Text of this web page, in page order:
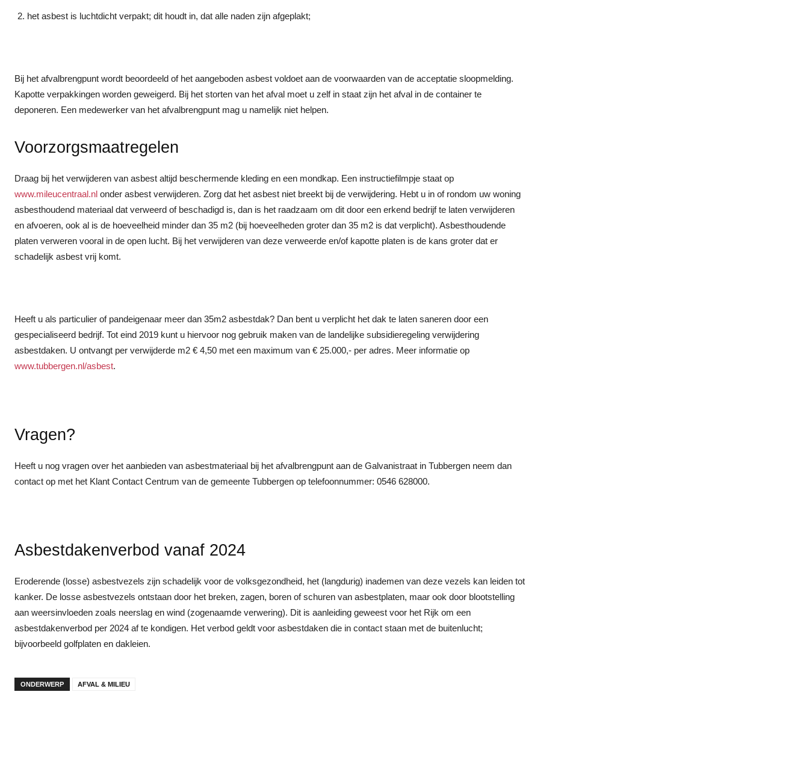
het asbest is luchtdicht verpakt; dit houdt in, dat alle naden zijn afgeplakt;
Bij het afvalbrengpunt wordt beoordeeld of het aangeboden asbest voldoet aan de voorwaarden van de acceptatie sloopmelding.
Kapotte verpakkingen worden geweigerd. Bij het storten van het afval moet u zelf in staat zijn het afval in de container te
deponeren. Een medewerker van het afvalbrengpunt mag u namelijk niet helpen.
Voorzorgsmaatregelen
Draag bij het verwijderen van asbest altijd beschermende kleding en een mondkap. Een instructiefilmpje staat op
www.mileucentraal.nl onder asbest verwijderen. Zorg dat het asbest niet breekt bij de verwijdering. Hebt u in of rondom uw woning
asbesthoudend materiaal dat verweerd of beschadigd is, dan is het raadzaam om dit door een erkend bedrijf te laten verwijderen
en afvoeren, ook al is de hoeveelheid minder dan 35 m2 (bij hoeveelheden groter dan 35 m2 is dat verplicht). Asbesthoudende
platen verweren vooral in de open lucht. Bij het verwijderen van deze verweerde en/of kapotte platen is de kans groter dat er
schadelijk asbest vrij komt.
Heeft u als particulier of pandeigenaar meer dan 35m2 asbestdak? Dan bent u verplicht het dak te laten saneren door een
gespecialiseerd bedrijf. Tot eind 2019 kunt u hiervoor nog gebruik maken van de landelijke subsidieregeling verwijdering
asbestdaken. U ontvangt per verwijderde m2 € 4,50 met een maximum van € 25.000,- per adres. Meer informatie op
www.tubbergen.nl/asbest.
Vragen?
Heeft u nog vragen over het aanbieden van asbestmateriaal bij het afvalbrengpunt aan de Galvanistraat in Tubbergen neem dan
contact op met het Klant Contact Centrum van de gemeente Tubbergen op telefoonnummer: 0546 628000.
Asbestdakenverbod vanaf 2024
Eroderende (losse) asbestvezels zijn schadelijk voor de volksgezondheid, het (langdurig) inademen van deze vezels kan leiden tot
kanker. De losse asbestvezels ontstaan door het breken, zagen, boren of schuren van asbestplaten, maar ook door blootstelling
aan weersinvloeden zoals neerslag en wind (zogenaamde verwering). Dit is aanleiding geweest voor het Rijk om een
asbestdakenverbod per 2024 af te kondigen. Het verbod geldt voor asbestdaken die in contact staan met de buitenlucht;
bijvoorbeeld golfplaten en dakleien.
ONDERWERP AFVAL & MILIEU